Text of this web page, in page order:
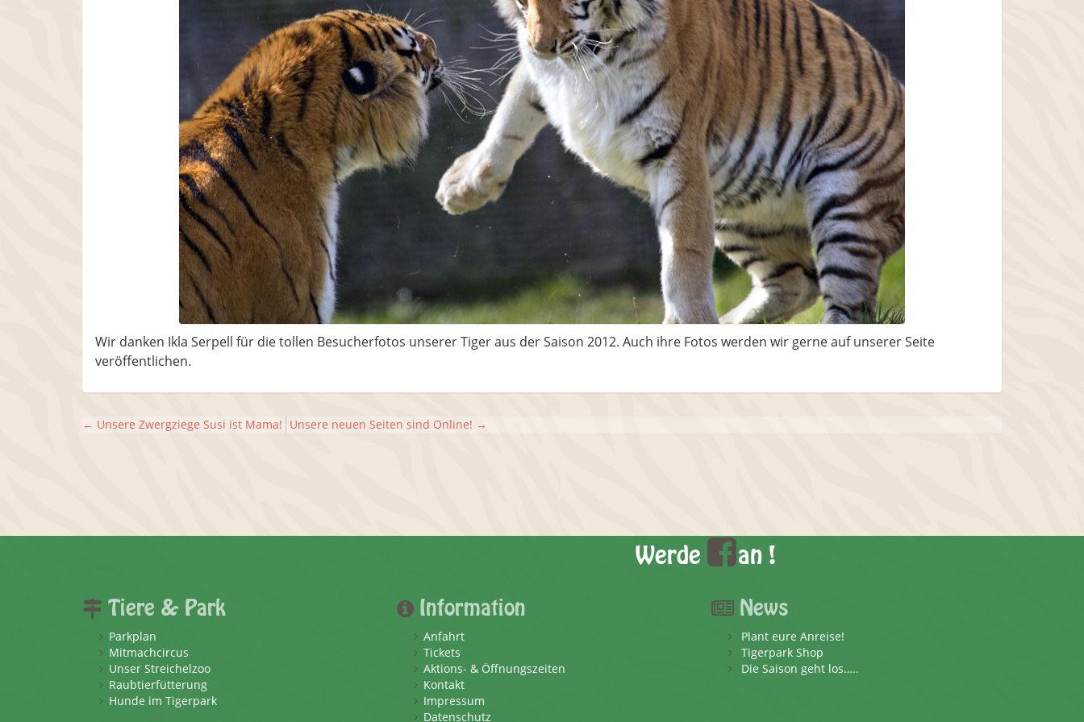
Wir danken Ikla Serpell für die tollen Besucherfotos unserer Tiger aus der Saison 2012. Auch ihre Fotos werden wir gerne auf unserer Seite
veröffentlichen.
← Unsere Zwergziege Susi ist Mama! Unsere neuen Seiten sind Online! →
Werde an !
Tiere & Park
Parkplan
Mitmachcircus
Unser Streichelzoo
Raubtierfütterung
Hunde im Tigerpark
Information
Anfahrt
Tickets
Aktions- & Öffnungszeiten
Kontakt
Impressum
Datenschutz
News
Plant eure Anreise!
Tigerpark Shop
Die Saison geht los…..